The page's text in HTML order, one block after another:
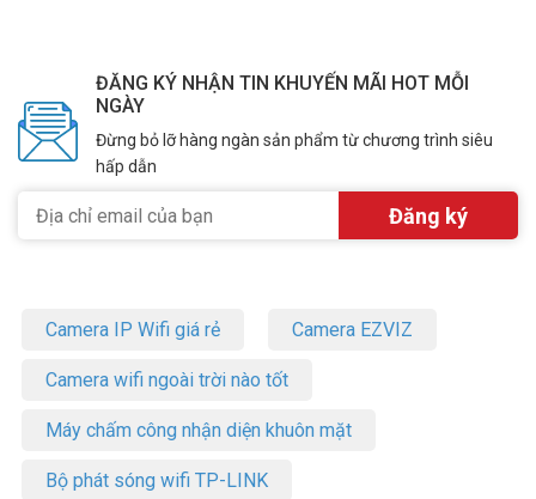
ĐĂNG KÝ NHẬN TIN KHUYẾN MÃI HOT MỖI
NGÀY
Đừng bỏ lỡ hàng ngàn sản phẩm từ chương trình siêu
hấp dẫn
Camera IP Wifi giá rẻ Camera EZVIZ
Camera wifi ngoài trời nào tốt
Máy chấm công nhận diện khuôn mặt
Bộ phát sóng wifi TP-LINK